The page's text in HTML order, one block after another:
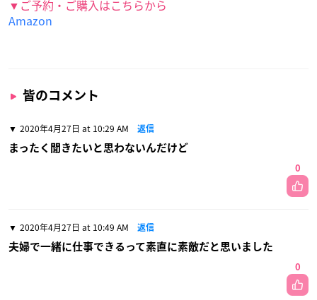
▼ご予約・ご購入はこちらから
Amazon
皆のコメント
2020年4月27日 at 10:29 AM 返信
まったく聞きたいと思わないんだけど
0
2020年4月27日 at 10:49 AM 返信
夫婦で一緒に仕事できるって素直に素敵だと思いました
0